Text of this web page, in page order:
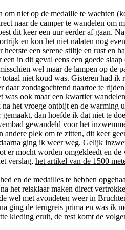
om niet op de medaille te wachten
naar de camper te wandelen om
dit keer een uur eerder af gaan.
en kon het niet nalaten nog
heerste een serene stiltje en rust en
in dit geval eens een goede slaap
wel maar de lampen op de
niet koud was. Gisteren had ik
daar zondagochtend naartoe te
ook maar een kwartier
het vroege ontbijt en de warming
dan hoefde ik dat niet te
gewandeld voor het
andere plek om te zitten, dit keer
ging ik weer weg. Gelijk
er mocht worden omgekleedt en de
verslag, het artikel van de 1500
en de medailles te hebben
het reisklaar maken direct
wel met avondeten weer in
ging de terugreis prima en was ik
kleding eruit, de rest komt de